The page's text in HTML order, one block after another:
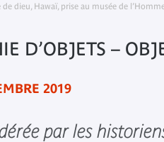
dieu, Hawaï, prise au musée de
D’OBJETS –
2019
par les